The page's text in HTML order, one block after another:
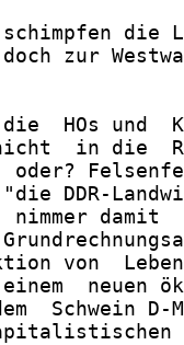
die
zur
HOs und
in die
oder?
DDR-
nimmer damit
von
neuen
Schwein